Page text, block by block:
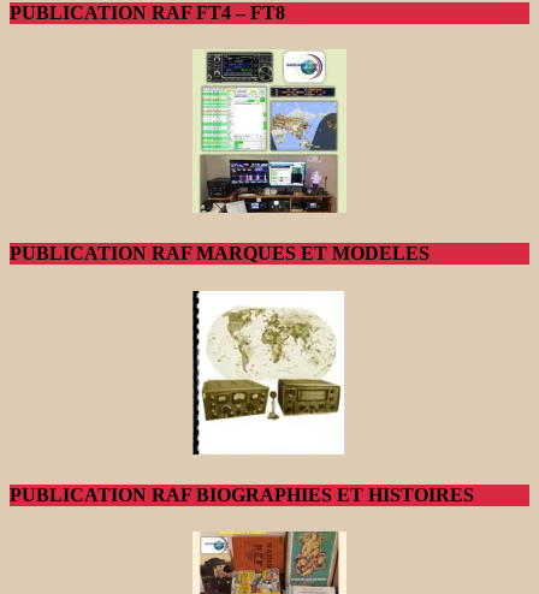
PUBLICATION RAF FT4 – FT8
PUBLICATION RAF MARQUES ET MODELES
PUBLICATION RAF BIOGRAPHIES ET HISTOIRES